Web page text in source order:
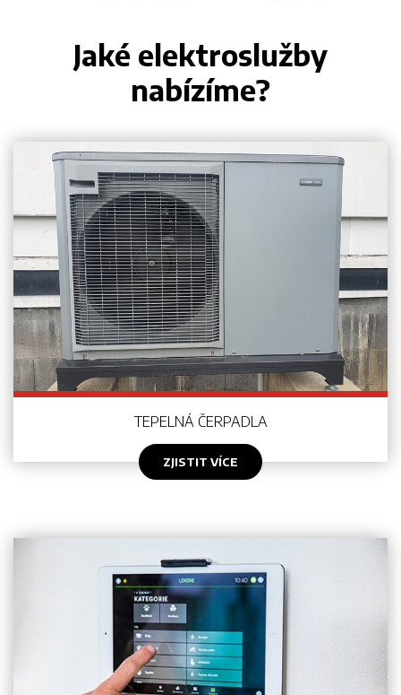
Jaké elektroslužby
nabízíme?
TEPELNÁ ČERPADLA
ZJISTIT VÍCE